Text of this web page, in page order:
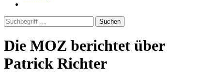
Suchen
Die MOZ berichtet über
Patrick Richter